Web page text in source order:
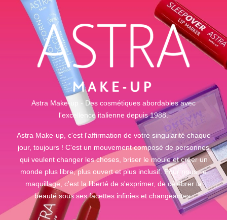
Astra Make-up - Des cosmétiques abordables avec
l'excellence italienne depuis 1988.
Astra Make-up, c'est l'affirmation de votre singularité chaque
jour, toujours ! C'est un mouvement composé de personnes
qui veulent changer les choses, briser le moule et créer un
monde plus libre, plus ouvert et plus inclusif. Pour nous, le
maquillage, c'est la liberté de s'exprimer, de célébrer la
beauté sous ses facettes infinies et changeantes.